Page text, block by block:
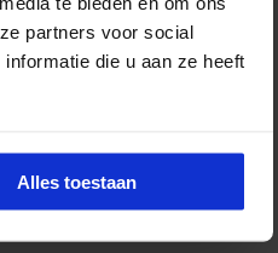
partners voor social
die u aan ze heeft
Alles toestaan